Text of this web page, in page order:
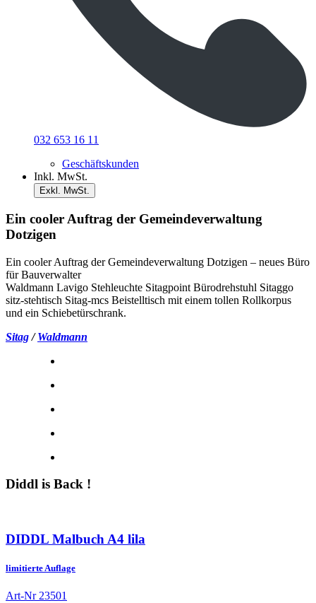
032 653 16 11
Geschäftskunden
Inkl. MwSt.
Exkl. MwSt.
Ein cooler Auftrag der Gemeindeverwaltung
Dotzigen
Ein cooler Auftrag der Gemeindeverwaltung Dotzigen – neues Büro
für Bauverwalter
Waldmann Lavigo Stehleuchte Sitagpoint Bürodrehstuhl Sitaggo
sitz-stehtisch Sitag-mcs Beistelltisch mit einem tollen Rollkorpus
und ein Schiebetürschrank.
Sitag /Waldmann
Diddl is Back !
DIDDL Malbuch A4 lila
limitierte Auflage
Art-Nr 23501